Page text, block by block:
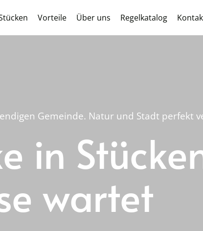
Vorteile Über uns Regelkatalog
Gemeinde. Natur und Stadt perfekt
in
wartet